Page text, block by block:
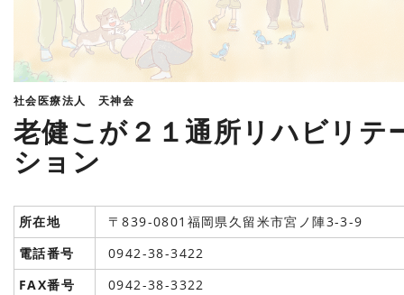
社会医療法人 天神会
老健こが２１通所リハビリテ
ション
所在地
〒839-0801福岡県久留米市宮ノ陣3-3-9
電話番号
0942-38-3422
FAX番号
0942-38-3322